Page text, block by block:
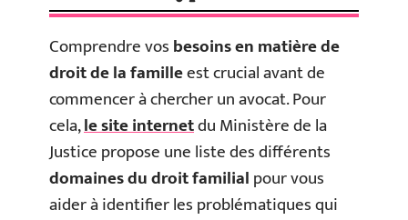
Comprendre vosbesoins en matière de
droit de la familleest crucial avant de
commencer à chercher un avocat. Pour
cela,le site internetdu Ministère de la
Justice propose une liste des différents
domaines du droit familialpour vous
aider à identifier les problématiques qui